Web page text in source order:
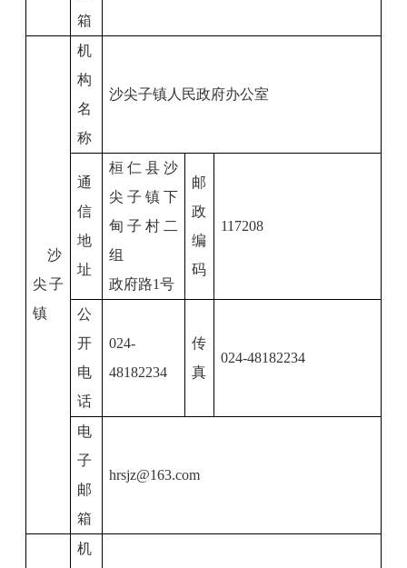
箱
沙
尖子
镇
机
构
名
称
沙尖子镇人民政府办公室
通
信
地
址
桓仁县沙
尖子镇下
甸子村二
组
政府路1号
邮
政
编
码
117208
公
开
电
话
024-
48182234
传
真
024-48182234
电
子
邮
箱
hrsjz@163.com
机